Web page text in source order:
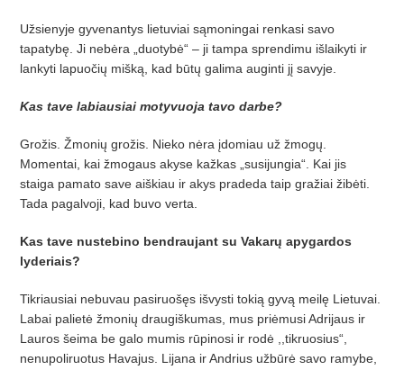
Užsienyje gyvenantys lietuviai sąmoningai renkasi savo
tapatybę. Ji nebėra „duotybė“ – ji tampa sprendimu išlaikyti ir
lankyti lapuočių mišką, kad būtų galima auginti jį savyje.
Kas tave labiausiai motyvuoja tavo darbe?
Grožis. Žmonių grožis. Nieko nėra įdomiau už žmogų.
Momentai, kai žmogaus akyse kažkas „susijungia“. Kai jis
staiga pamato save aiškiau ir akys pradeda taip gražiai žibėti.
Tada pagalvoji, kad buvo verta.
Kas tave nustebino bendraujant su Vakarų apygardos
lyderiais?
Tikriausiai nebuvau pasiruošęs išvysti tokią gyvą meilę Lietuvai.
Labai palietė žmonių draugiškumas, mus priėmusi Adrijaus ir
Lauros šeima be galo mumis rūpinosi ir rodė ,,tikruosius“,
nenupoliruotus Havajus. Lijana ir Andrius užbūrė savo ramybe,